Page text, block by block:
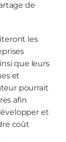
de
les
que leurs
et
pourrait
afin
et
coût